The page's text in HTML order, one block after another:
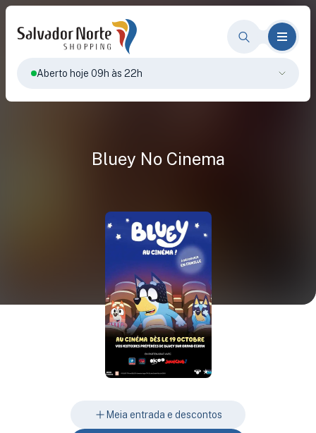
Aberto hoje 09h às 22h
Bluey No Cinema
Meia entrada e descontos